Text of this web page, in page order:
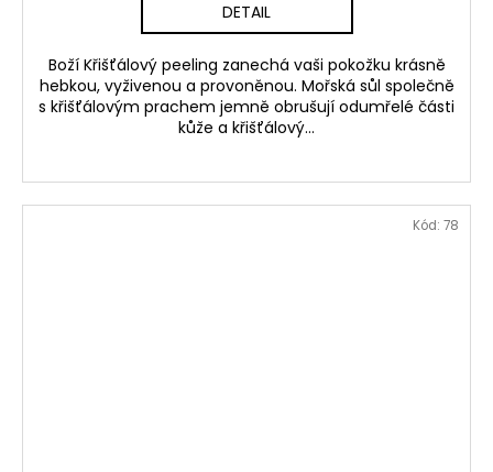
DETAIL
Boží Křišťálový peeling zanechá vaši pokožku krásně
hebkou, vyživenou a provoněnou. Mořská sůl společně
s křišťálovým prachem jemně obrušují odumřelé části
kůže a křišťálový...
Kód: 78